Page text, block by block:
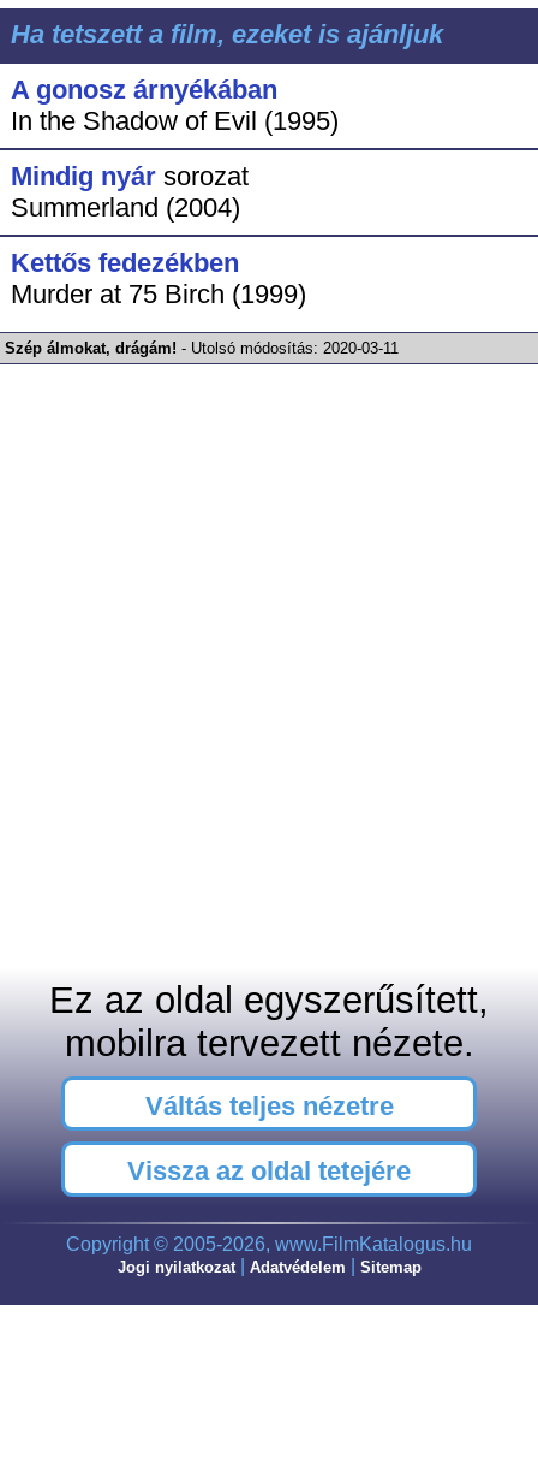
Ha tetszett a film, ezeket is ajánljuk
A gonosz árnyékában
In the Shadow of Evil (1995)
Mindig nyársorozat
Summerland (2004)
Kettős fedezékben
Murder at 75 Birch (1999)
Szép álmokat, drágám! - Utolsó módosítás: 2020-03-11
Ez az oldal egyszerűsített,
mobilra tervezett nézete.
Váltás teljes nézetre
Vissza az oldal tetejére
Copyright © 2005-2026, www.FilmKatalogus.hu
Jogi nyilatkozat| Adatvédelem Sitemap